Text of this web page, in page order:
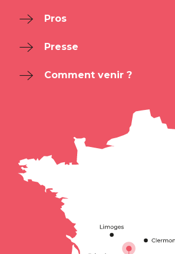
Pros
Presse
Comment venir ?